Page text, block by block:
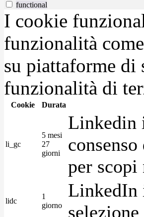
functional
I cookie
funzionalità
su piattaforme di
funzionalità di
Cookie Durata
li_gc
5 mesi
27
giorni
Linkedin
per scopi
lidc
1
giorno
LinkedIn